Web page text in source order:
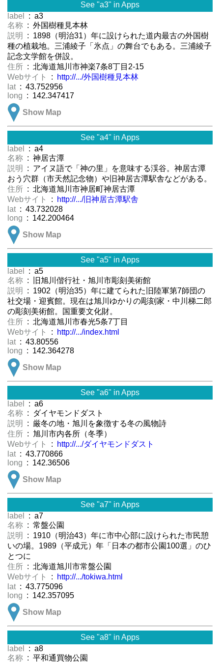
See "a3" in Apps
label
: a3
名称 : 外国樹種見本林
説明
: 1898（明治31）年に設けられた道内最古の外国樹
種の植栽地。三浦綾子「氷点」の舞台でもある。三浦綾子
記念文学館を併設。
住所 : 北海道旭川市神楽7条8丁目2-15
Webサイト
:
http://.../外国樹種見本林
lat : 43.752956
long : 142.347417
Show Map
See "a4" in Apps
label
: a4
名称 : 神居古潭
説明
: アイヌ語で「神の里」を意味する渓谷。神居古潭
おう穴群（市天然記念物）や旧神居古潭駅舎などがある。
住所 : 北海道旭川市神居町神居古潭
Webサイト
:
http://.../旧神居古潭駅舎
lat : 43.732028
long : 142.200464
Show Map
See "a5" in Apps
label
: a5
名称 : 旧旭川偕行社・旭川市彫刻美術館
説明
: 1902（明治35）年に建てられた旧陸軍第7師団の
社交場・迎賓館。現在は旭川ゆかりの彫刻家・中川梯二郎
の彫刻美術館。国重要文化財。
住所 : 北海道旭川市春光5条7丁目
Webサイト
:
http://.../index.html
lat : 43.80556
long : 142.364278
Show Map
See "a6" in Apps
label
: a6
名称 : ダイヤモンドダスト
説明
: 厳冬の地・旭川を象徴する冬の風物詩
住所 : 旭川市内各所（冬季）
Webサイト
:
http://.../ダイヤモンドダスト
lat : 43.770866
long : 142.36506
Show Map
See "a7" in Apps
label
: a7
名称 : 常盤公園
説明
: 1910（明治43）年に市中心部に設けられた市民憩
いの場。1989（平成元）年「日本の都市公園100選」のひ
とつに
住所 : 北海道旭川市常盤公園
Webサイト
:
http://.../tokiwa.html
lat : 43.775096
long : 142.357095
Show Map
See "a8" in Apps
label
: a8
名称 : 平和通買物公園